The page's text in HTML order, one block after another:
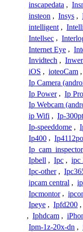
inscapedata ,
insteon , Insys ,
intelligent ,
Intellsec ,
Internet Eye ,
Invidtech ,
iOS , ioteoCam ,
Ip Camera
Ip Power , Ip
Ip Webcam
ip Wifi , Ip-
Ip-speeddome ,
Ip400 ,
Ip_cam_inspector
Ipbell , Ipc , ipc
Ipc-other ,
ipcam central ,
Ipcmontor ,
Ipeye , Ipfd200 ,
, Iphdcam ,
Ipm-1z-20x-dn ,